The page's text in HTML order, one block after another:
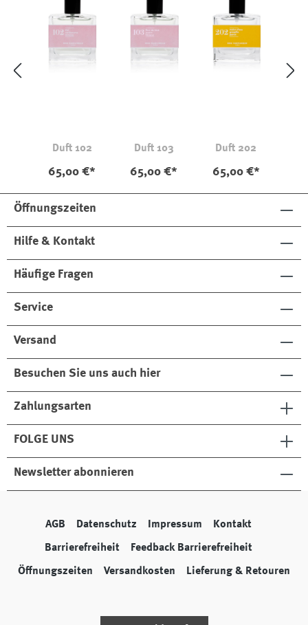
Duft 102
65,00 €*
Duft 103
65,00 €*
Duft 202
65,00 €*
Öffnungszeiten
Hilfe & Kontakt
Häufige Fragen
Service
Versand
Besuchen Sie uns auch hier
Zahlungsarten
FOLGE UNS
Newsletter abonnieren
AGB Datenschutz Impressum Kontakt
Barrierefreiheit Feedback Barrierefreiheit
Öffnungszeiten Versandkosten Lieferung & Retouren